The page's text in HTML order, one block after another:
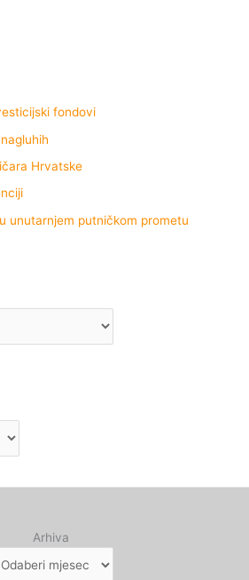
fondovi
Hrvatske
unutarnjem putničkom prometu
Arhiva